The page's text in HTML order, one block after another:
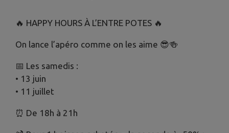
🔥 HAPPY HOURS À L’ENTRE POTES 🔥
On lance l’apéro comme on les aime 😎🍻
📅 Les samedis :
• 13 juin
• 11 juillet
⏰ De 18h à 21h